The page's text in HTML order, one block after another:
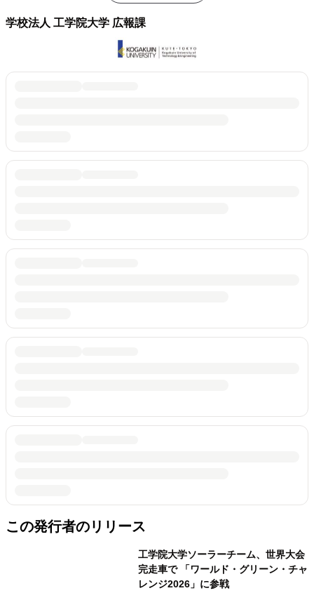
学校法人 工学院大学 広報課
この発行者のリリース
工学院大学ソーラーチーム、世界大会
完走車で 「ワールド・グリーン・チャ
レンジ2026」に参戦